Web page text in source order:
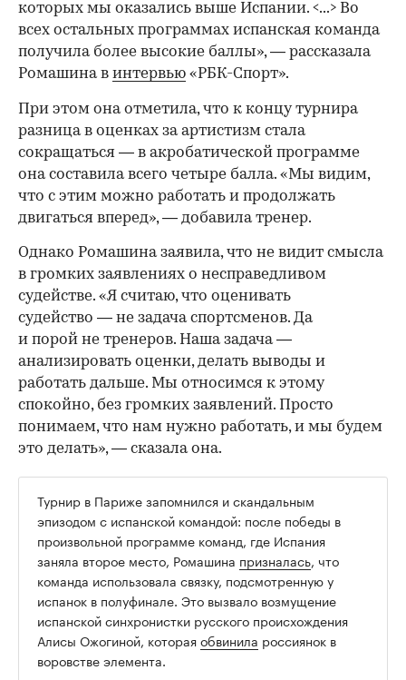
которых мы оказались выше Испании. <...> Во
всех остальных программах испанская команда
получила более высокие баллы», — рассказала
Ромашина в интервью «РБК-Спорт».
При этом она отметила, что к концу турнира
разница в оценках за артистизм стала
сокращаться — в акробатической программе
она составила всего четыре балла. «Мы видим,
что с этим можно работать и продолжать
двигаться вперед», — добавила тренер.
Однако Ромашина заявила, что не видит смысла
в громких заявлениях о несправедливом
судействе. «Я считаю, что оценивать
судейство — не задача спортсменов. Да
и порой не тренеров. Наша задача —
анализировать оценки, делать выводы и
работать дальше. Мы относимся к этому
спокойно, без громких заявлений. Просто
понимаем, что нам нужно работать, и мы будем
это делать», — сказала она.
Турнир в Париже запомнился и скандальным
эпизодом с испанской командой: после победы в
произвольной программе команд, где Испания
заняла второе место, Ромашина призналась, что
команда использовала связку, подсмотренную у
испанок в полуфинале. Это вызвало возмущение
испанской синхронистки русского происхождения
Алисы Ожогиной, котораяобвинила россиянок в
воровстве элемента.